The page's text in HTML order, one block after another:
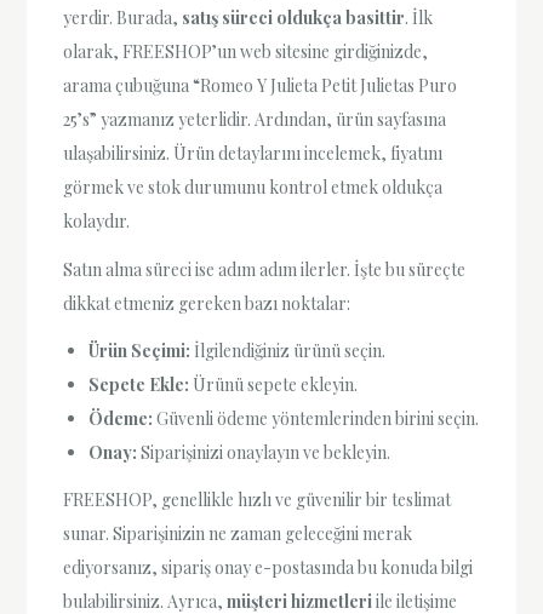
yerdir. Burada, satış süreci oldukça basittir. İlk
olarak, FREESHOP’un web sitesine girdiğinizde,
arama çubuğuna “Romeo Y Julieta Petit Julietas Puro
25’s” yazmanız yeterlidir. Ardından, ürün sayfasına
ulaşabilirsiniz. Ürün detaylarını incelemek, fiyatını
görmek ve stok durumunu kontrol etmek oldukça
kolaydır.
Satın alma süreci ise adım adım ilerler. İşte bu süreçte
dikkat etmeniz gereken bazı noktalar:
Ürün Seçimi: İlgilendiğiniz ürünü seçin.
Sepete Ekle: Ürünü sepete ekleyin.
Ödeme: Güvenli ödeme yöntemlerinden birini seçin.
Onay: Siparişinizi onaylayın ve bekleyin.
FREESHOP, genellikle hızlı ve güvenilir bir teslimat
sunar. Siparişinizin ne zaman geleceğini merak
ediyorsanız, sipariş onay e-postasında bu konuda bilgi
bulabilirsiniz. Ayrıca,müşteri hizmetleriile iletişime